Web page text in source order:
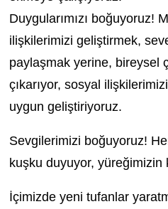
Duygularımızı boğuyoruz!
ilişkilerimizi geliştirmek,
paylaşmak yerine, bireysel
çıkarıyor, sosyal
uygun geliştiriyoruz.
Sevgilerimizi boğuyoruz!
kuşku duyuyor, yüreğimizin
İçimizde yeni tufanlar